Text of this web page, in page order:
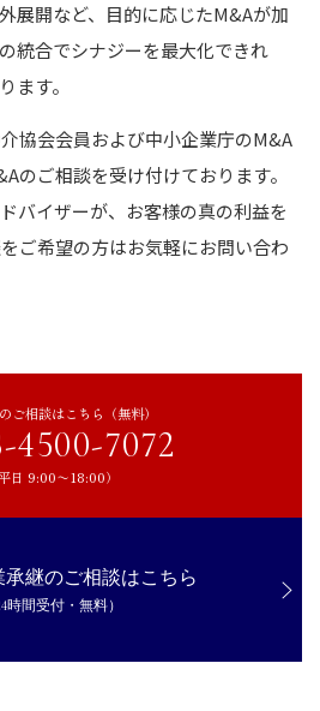
展開など、目的に応じたM&Aが加
統合でシナジーを最大化できれ
ます。
協会会員および中小企業庁のM&A
のご相談を受け付けております。
バイザーが、お客様の真の利益を
ご希望の方はお気軽にお問い合わ
ご相談はこちら（無料）
4500-7072
平日 9:00〜18:00）
継のご相談はこちら
時間受付・無料）